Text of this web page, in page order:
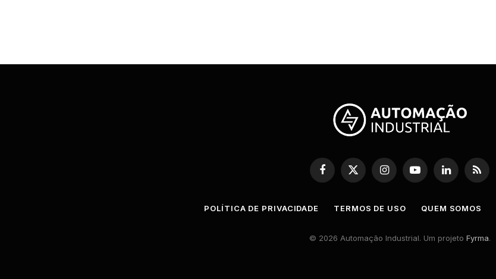
Facebook
X
(Twitter)
InstagramYouTubeLinkedInRSS
POLÍTICA DE PRIVACIDADE TERMOS DE USO QUEM SOMOS
© 2026 Automação Industrial. Um projeto Fyrma.